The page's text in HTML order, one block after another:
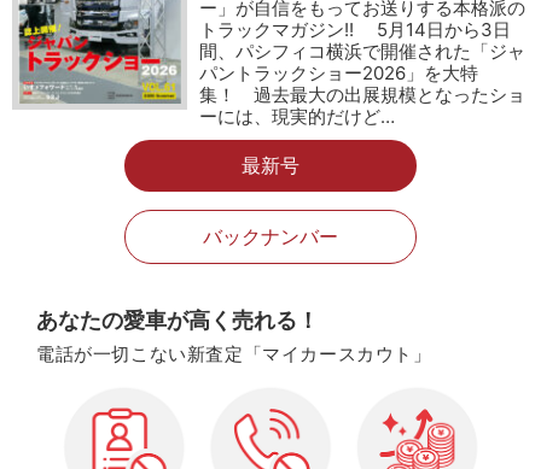
ー」が自信をもってお送りする本格派の
トラックマガジン!! 5月14日から3日
間、パシフィコ横浜で開催された「ジャ
パントラックショー2026」を大特
集！ 過去最大の出展規模となったショ
ーには、現実的だけど…
最新号
バックナンバー
あなたの愛車が高く売れる！
電話が一切こない新査定「マイカースカウト」